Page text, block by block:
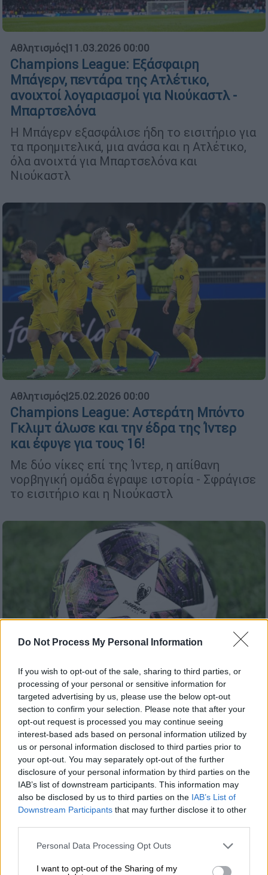
Do Not Process My Personal Information
If you wish to opt-out of the sale, sharing to third parties, or
processing of your personal or sensitive information for
targeted advertising by us, please use the below opt-out
section to confirm your selection. Please note that after your
opt-out request is processed you may continue seeing
interest-based ads based on personal information utilized by
us or personal information disclosed to third parties prior to
your opt-out. You may separately opt-out of the further
disclosure of your personal information by third parties on the
IAB’s list of downstream participants. This information may
also be disclosed by us to third parties on the IAB’s List of
Downstream Participants that may further disclose it to other
Please note that this website/app uses one or more Google
not limited to your visit or usage behaviour. You may click to
Personal Data Processing Opt Outs
I want to opt-out of the Sharing of my
Αθλητισμός|11.03.2026 00:00
Champions League: Εξάσφαιρη
Μπάγερν, πεντάρα της Ατλέτικο,
ανοιχτοί λογαριασμοί για Νιούκαστλ -
Μπαρτσελόνα
Η Μπάγερν εξασφάλισε ήδη το εισιτήριο για
τα προημιτελικά, μια ανάσα και η Ατλέτικο,
όλα ανοιχτά για Μπαρτσελόνα και
Νιούκαστλ
Αθλητισμός|25.02.2026 00:00
Champions League: Αστεράτη Μπόντο
Γκλιμτ άλωσε και την έδρα της Ίντερ
και έφυγε για τους 16!
Με δύο νίκες επί της Ίντερ, η απίθανη
νορβηγική ομάδα έγραψε ιστορία - Σφράγισε
το εισιτήριο και η Νιούκαστλ
Αθλητισμός|24.02.2026 08:28
Champions League: Σπουδαίες
αναμετρήσεις με φόντο την πρόκριση
στους «16» - Το πρόγραμμα των αγώνων
της Τρίτης
Τέσσερα παιχνίδια περιλαμβάνει το
αποψινό… μενού της κορυφαίας
διασυλλογικής διοργάνωσης